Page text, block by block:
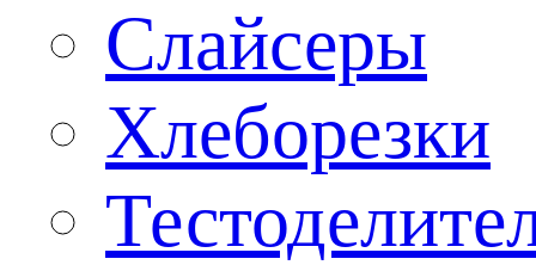
Слайсеры
Хлеборезки